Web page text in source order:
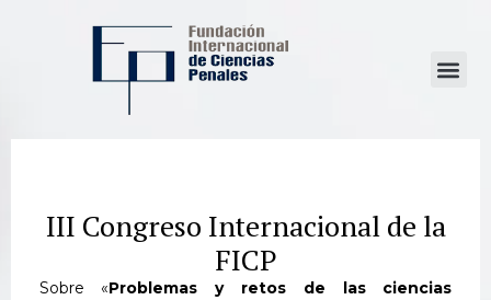
III Congreso Internacional de la
FICP
Sobre «Problemas y retos de las ciencias